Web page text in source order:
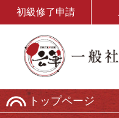
初級修了申請
トップページ